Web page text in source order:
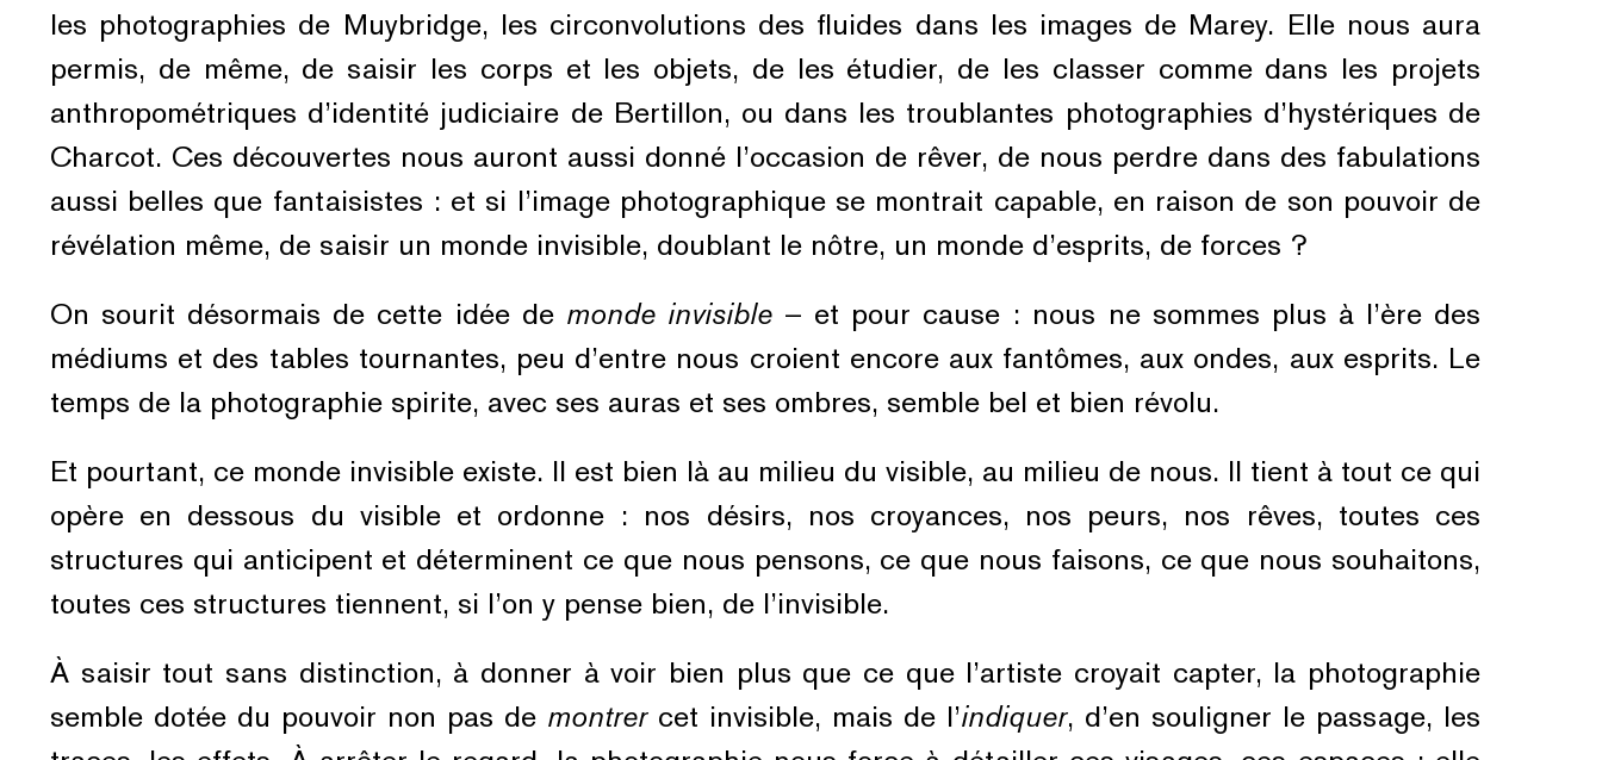
les photographies de Muybridge, les circonvolutions des fluides dans les images de Marey. Elle nous aura
permis, de même, de saisir les corps et les objets, de les étudier, de les classer comme dans les projets
anthropométriques d’identité judiciaire de Bertillon, ou dans les troublantes photographies d’hystériques de
Charcot. Ces découvertes nous auront aussi donné l’occasion de rêver, de nous perdre dans des fabulations
aussi belles que fantaisistes : et si l’image photographique se montrait capable, en raison de son pouvoir de
révélation même, de saisir un monde invisible, doublant le nôtre, un monde d’esprits, de forces ?
On sourit désormais de cette idée de monde invisible– et pour cause : nous ne sommes plus à l’ère des
médiums et des tables tournantes, peu d’entre nous croient encore aux fantômes, aux ondes, aux esprits. Le
temps de la photographie spirite, avec ses auras et ses ombres, semble bel et bien révolu.
Et pourtant, ce monde invisible existe. Il est bien là au milieu du visible, au milieu de nous. Il tient à tout ce qui
opère en dessous du visible et ordonne : nos désirs, nos croyances, nos peurs, nos rêves, toutes ces
structures qui anticipent et déterminent ce que nous pensons, ce que nous faisons, ce que nous souhaitons,
toutes ces structures tiennent, si l’on y pense bien, de l’invisible.
À saisir tout sans distinction, à donner à voir bien plus que ce que l’artiste croyait capter, la photographie
semble dotée du pouvoir non pas de montrercet invisible, mais de l’indiquer, d’en souligner le passage, les